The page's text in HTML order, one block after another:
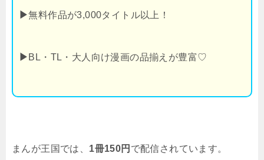
▶無料作品が3,000タイトル以上！
▶ BL・TL・大人向け漫画の品揃えが豊富♡
まんが王国では、 1冊150円 で配信されています。